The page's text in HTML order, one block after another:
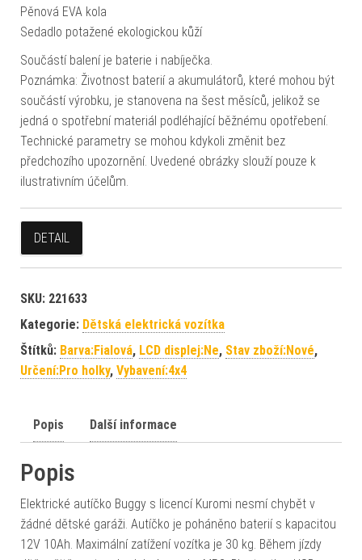
Pěnová EVA kola
Sedadlo potažené ekologickou kůží
Součástí balení je baterie i nabíječka.
Poznámka: Životnost baterií a akumulátorů, které mohou být
součástí výrobku, je stanovena na šest měsíců, jelikož se
jedná o spotřební materiál podléhající běžnému opotřebení.
Technické parametry se mohou kdykoli změnit bez
předchozího upozornění. Uvedené obrázky slouží pouze k
ilustrativním účelům.
DETAIL
SKU: 221633
Kategorie: Dětská elektrická vozítka
Štítků: Barva:Fialová, LCD displej:Ne, Stav zboží:Nové,
Určení:Pro holky, Vybavení:4x4
Popis Další informace
Popis
Elektrické autíčko Buggy s licencí Kuromi nesmí chybět v
žádné dětské garáži. Autíčko je poháněno baterií s kapacitou
12V 10Ah. Maximální zatížení vozítka je 30 kg. Během jízdy